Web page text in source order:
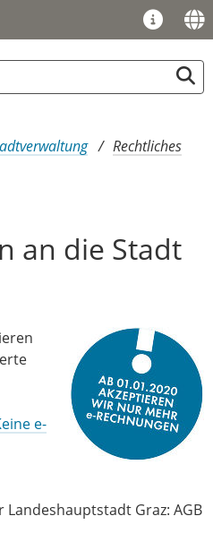
Rechtliches
an die Stadt
e-
Graz: AGB